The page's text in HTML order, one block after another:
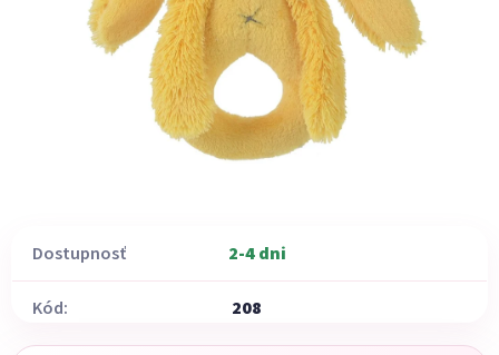
Dostupnosť 2-4 dni
Kód: 208